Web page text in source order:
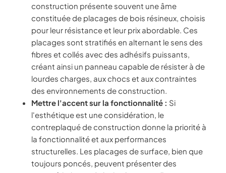
construction présente souvent une âme
constituée de placages de bois résineux, choisis
pour leur résistance et leur prix abordable. Ces
placages sont stratifiés en alternant le sens des
fibres et collés avec des adhésifs puissants,
créant ainsi un panneau capable de résister à de
lourdes charges, aux chocs et aux contraintes
des environnements de construction.
Mettre l'accent sur la fonctionnalité : Si
l'esthétique est une considération, le
contreplaqué de construction donne la priorité à
la fonctionnalité et aux performances
structurelles. Les placages de surface, bien que
toujours poncés, peuvent présenter des